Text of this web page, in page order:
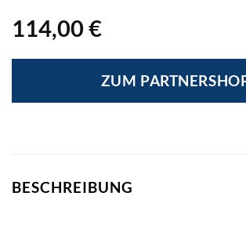
114,00 €
ZUM
BESCHREIBUNG